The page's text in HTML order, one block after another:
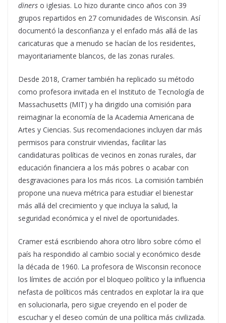
diners o iglesias. Lo hizo durante cinco años con 39
grupos repartidos en 27 comunidades de Wisconsin. Así
documentó la desconfianza y el enfado más allá de las
caricaturas que a menudo se hacían de los residentes,
mayoritariamente blancos, de las zonas rurales.
Desde 2018, Cramer también ha replicado su método
como profesora invitada en el Instituto de Tecnología de
Massachusetts (MIT) y ha dirigido una comisión para
reimaginar la economía de la Academia Americana de
Artes y Ciencias. Sus recomendaciones incluyen dar más
permisos para construir viviendas, facilitar las
candidaturas políticas de vecinos en zonas rurales, dar
educación financiera a los más pobres o acabar con
desgravaciones para los más ricos. La comisión también
propone una nueva métrica para estudiar el bienestar
más allá del crecimiento y que incluya la salud, la
seguridad económica y el nivel de oportunidades.
Cramer está escribiendo ahora otro libro sobre cómo el
país ha respondido al cambio social y económico desde
la década de 1960. La profesora de Wisconsin reconoce
los límites de acción por el bloqueo político y la influencia
nefasta de políticos más centrados en explotar la ira que
en solucionarla, pero sigue creyendo en el poder de
escuchar y el deseo común de una política más civilizada.